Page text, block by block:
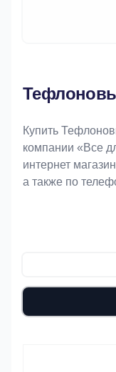
Купить
компании «Bce
интернет
а также по